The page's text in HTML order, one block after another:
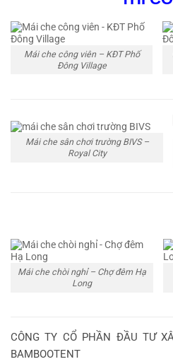
Mái che công viên – KĐT Phố
Đông Village
Mái che sân chơi trường BIVS –
Royal City
Mái che chòi nghỉ – Chợ đêm Hạ
Long
CÔNG TY CỔ PHẦN ĐẦU TƯ
BAMBOOTENT